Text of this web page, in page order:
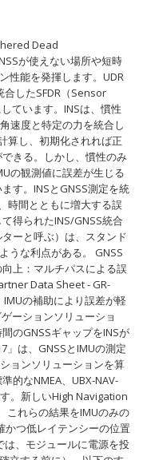
Dead
が使えない場所や短時
性能を発揮します。UDR
合したSFDR（Sensor
ています。INSは、慣性
速度と特定の力を統合し
算し、初期化されれば正
きる。しかし、慣性のみ
の観測値に誤差が生じる
す。INSとGNSS測定を統
時間とともに増大する誤
得られたINS/GNSS統合
ーと呼ぶ）は、スタンド
うな利点がある。 GNSS
上：マルチパスによる誤
Data Sheet - GR-
の補助により誤差が軽
ーションソリューショ
のGNSSギャップをINSが
」は、GNSSとIMUの測定
ョンソリューションを算
的なNMEA、UBX-NAV-
。新しいHigh Navigation
これらの結果をIMUのみの
かつ低レイテンシーの位置
は、モジュールに電源を投